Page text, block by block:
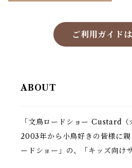
ご利用ガイド
ABOUT
「文鳥ロードショー Custard（
2003年から小鳥好きの皆様に
ードショー」の、「キッズ向け